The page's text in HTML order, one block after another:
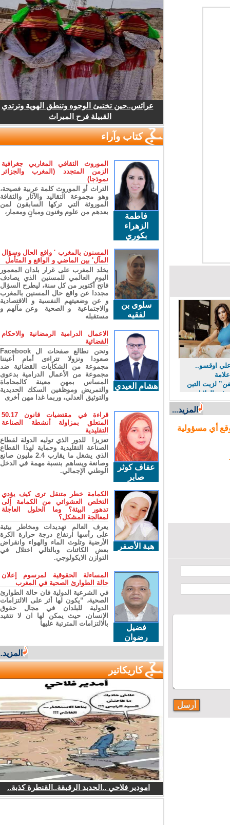
اوقسو..
لزيت التين
الولايات
المزيد...
أي مسؤولية
عرائس..حين تختبئ الوجوه وتنطق الهوية وترتدي
القبيلة فرح الميراث
كتاب وآراء
فاطمة
الزهراء
بكوري
الموروث الثقافي المغاربي جغرافية
الزمن المتجدد (المغرب والجزائر
نموذجا)
التراث أو الموروث كلمة عربية فصيحة،
وهو مجموعة التقاليد والآثار والثقافة
الموروثة التي تركها السابقون لمن
بعدهم من علوم وفنون ومبانٍ ومعمار،
سلوى بن
لفقيه
المسنون بالمغرب ' واقع الحال وسؤال
المآل' بين الماضي و الواقع و المتأمل
يخلد المغرب على غرار بلدان المعمور
اليوم العالمي للمسنين الذي يصادف
فاتح أكتوبر من كل سنة، ليطرح السؤال
مجددا عن واقع حال المسنين بالمغرب
و عن وضعيتهم النفسية و الاقتصادية
والاجتماعية و الصحية وعن مآلهم و
مستقبله
هشام العيدي
الاعمال الدرامية الرمضانية والاحكام
القضائية
ونحن نطالع صفحات ال Facebook
صعودا ونزولا تتراءى أمام أعيننا
مجموعة من الشكايات القضائية ضد
مجموعة من الأعمال الدرامية بدعوى
المساس بمهن معينة كالمحاماة
والتمريض وموظفين السكك الحديدية
والتوثيق العدلي، وربما غدا مهن أخرى
عفاف كوثر
صابر
قراءة في مقتضيات قانون 50.17
المتعلق بمزاولة أنشطة الصناعة
التقليدية
تعزيزا للدور الذي توليه الدولة لقطاع
الصناعة التقليدية وحماية لهذا القطاع
الذي يشغل ما يقارب 2.4 مليون صانع
وصانعة ويساهم بنسبة مهمة في الدخل
الوطني الإجمالي.
هبة الأصفر
الكمامة خطر متنقل ترى كيف يؤدي
التخلص العشوائي من الكمامة إلى
تدهور البيئة؟ وما الحلول العاجلة
لمعالجة المشكل؟
يعرف العالم تهديدات ومخاطر بيئية
على رأسها ارتفاع درجة حرارة الكرة
الأرضية وتلوث الماء والهواء وانقراض
بعض الكائنات وبالتالي اختلال في
التوازن الايكولوجي.
فضيل
رضوان
المساءلة الحقوقية لمرسوم إعلان
حالة الطوارئ الصحية في المغرب
في الشرعية الدولية فان حالة الطوارئ
الصحية، “يكون لها أثر على الالتزامات
الدولية للبلدان في مجال حقوق
الإنسان، حيث يمكن لها ان لا تتقيد
بالالتزامات المترتبة عليها
المزيد...
كاريكاتير
امودير فلاحي ..الحديد الرقيقة..القنطرة كذبة..